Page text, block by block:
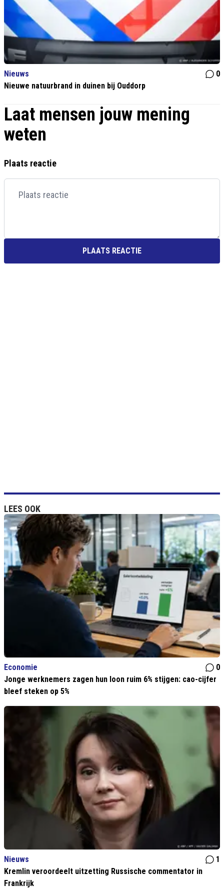
Nieuws
0
Nieuwe natuurbrand in duinen bij Ouddorp
Laat mensen jouw mening
weten
Plaats reactie
PLAATS REACTIE
LEES OOK
Economie
0
Jonge werknemers zagen hun loon ruim 6% stijgen: cao-cijfer
bleef steken op 5%
Nieuws
1
Kremlin veroordeelt uitzetting Russische commentator in
Frankrijk